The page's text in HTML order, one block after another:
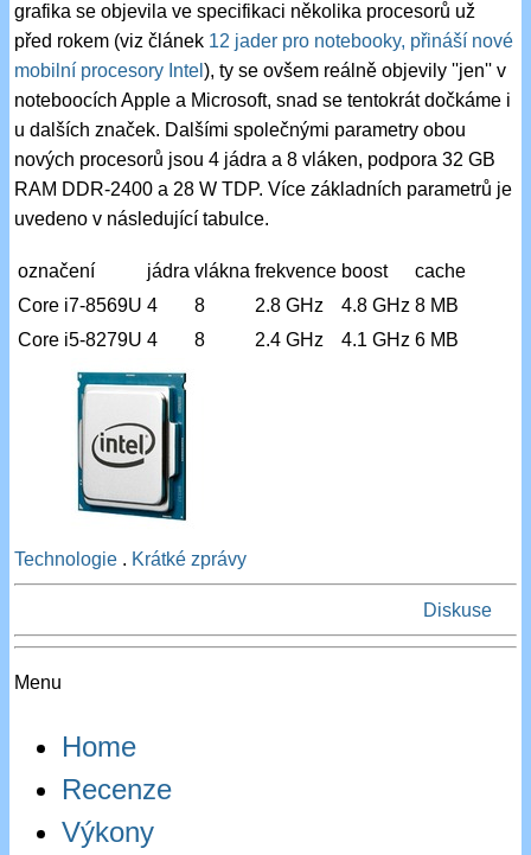
grafika se objevila ve specifikaci několika procesorů už
před rokem (viz článek 12 jader pro notebooky, přináší nové
mobilní procesory Intel ), ty se ovšem reálně objevily ''jen'' v
noteboocích Apple a Microsoft, snad se tentokrát dočkáme i
u dalších značek. Dalšími společnými parametry obou
nových procesorů jsou 4 jádra a 8 vláken, podpora 32 GB
RAM DDR-2400 a 28 W TDP. Více základních parametrů je
uvedeno v následující tabulce.
označení jádra vlákna frekvence boost
cache
Core i7-8569U 4 8 2.8 GHz 4.8 GHz 8 MB
Core i5-8279U 4 8 2.4 GHz 4.1 GHz 6 MB
Technologie . Krátké zprávy
Diskuse
Menu
Home
Recenze
Výkony